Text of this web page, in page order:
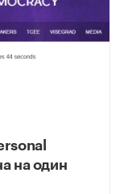
на один